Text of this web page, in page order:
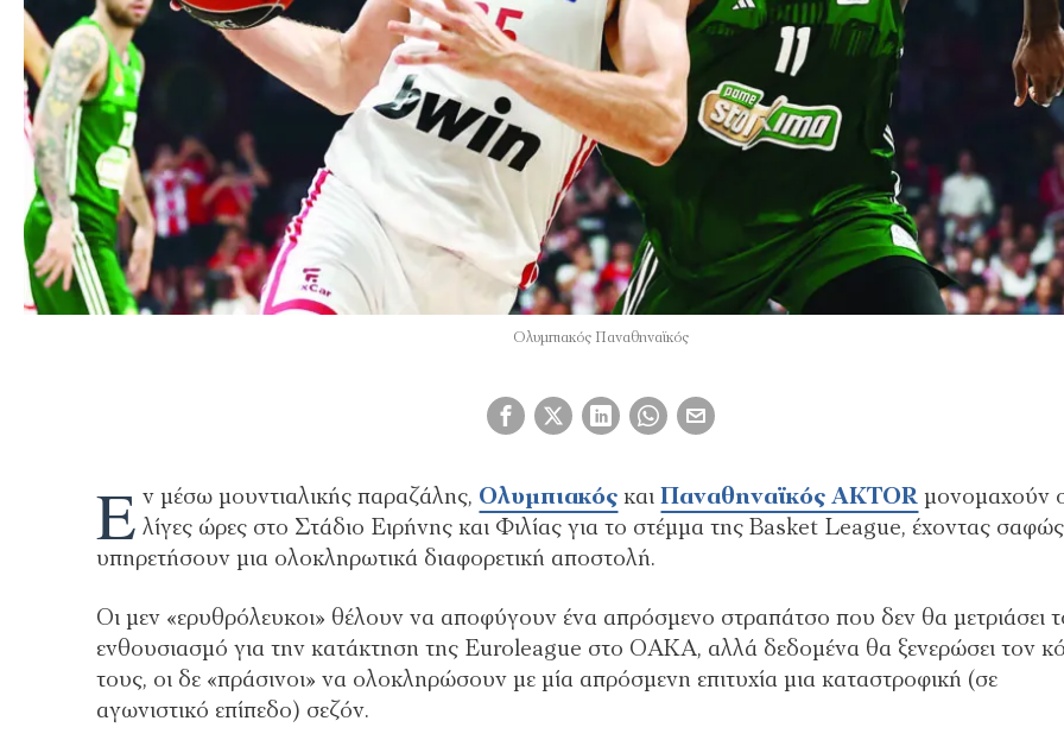
Ολυμπιακός Παναθηναϊκός
Ε ν μέσω μουντιαλικής παραζάλης, Ολυμπιακός καιΠαναθηναϊκός AKTOR μονομαχούν
λίγες ώρες στο Στάδιο Ειρήνης και Φιλίας για το στέμμα της Basket League, έχοντας
υπηρετήσουν μια ολοκληρωτικά διαφορετική αποστολή.
Οι μεν «ερυθρόλευκοι» θέλουν να αποφύγουν ένα απρόσμενο στραπάτσο που δεν θα μετριάσει
ενθουσιασμό για την κατάκτηση της Euroleague στο ΟΑΚΑ, αλλά δεδομένα θα ξενερώσει τον
τους, οι δε «πράσινοι» να ολοκληρώσουν με μία απρόσμενη επιτυχία μια καταστροφική (σε
αγωνιστικό επίπεδο) σεζόν.